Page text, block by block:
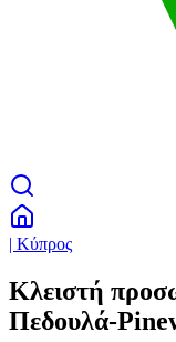
| Κύπρος
Κλειστή
Πεδουλά-